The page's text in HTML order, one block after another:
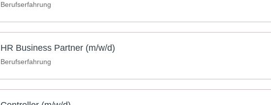
Berufserfahrung
HR Business Partner (m/w/d)
Berufserfahrung